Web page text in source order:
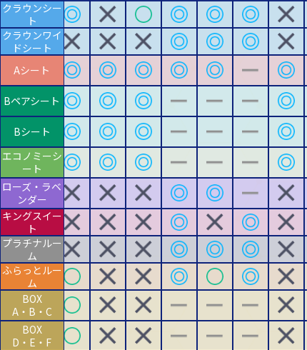
クラウンシー
ト
クラウンワイ
ドシート
Aシート
Bペアシート
Bシート
エコノミーシ
ート
ローズ・ラベ
ンダー
キングスイー
ト
プラチナルー
ム
ふらっとルー
ム
BOX
A・B・C
BOX
D・E・F